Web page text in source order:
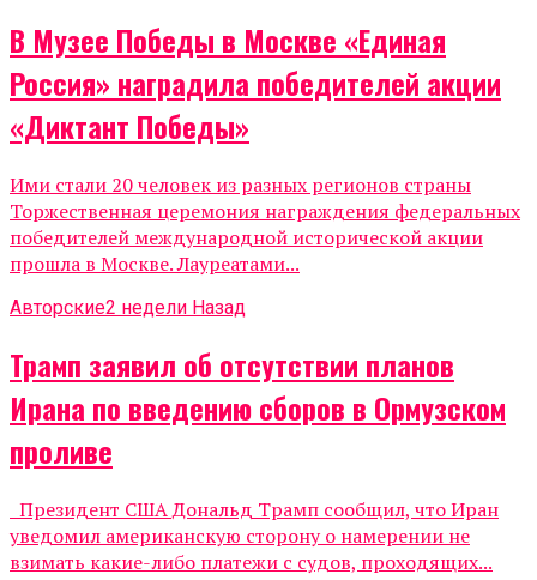
В Музее Победы в Москве «Единая
Россия» наградила победителей акции
«Диктант Победы»
Ими стали 20 человек из разных регионов страны
Торжественная церемония награждения федеральных
победителей международной исторической акции
прошла в Москве. Лауреатами...
Авторские2 недели Назад
Трамп заявил об отсутствии планов
Ирана по введению сборов в Ормузском
проливе
Президент США Дональд Трамп сообщил, что Иран
уведомил американскую сторону о намерении не
взимать какие-либо платежи с судов, проходящих...